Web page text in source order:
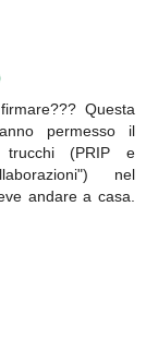
Questa
permesso il
(PRIP e
nel
andare a casa.